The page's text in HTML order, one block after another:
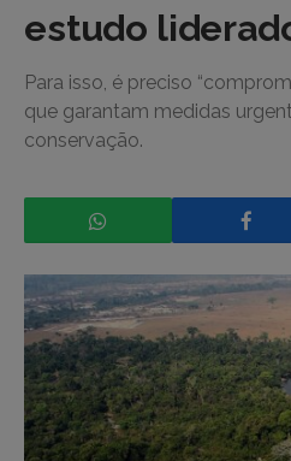
estudo
Para isso, é preciso
que garantam medidas
conservação.